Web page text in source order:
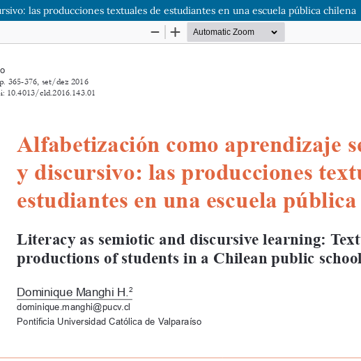
las producciones textuales de estudiantes en una escuela pública chilena